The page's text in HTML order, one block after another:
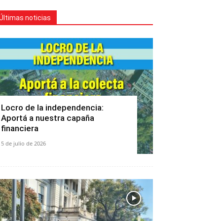
noticias
Locro de la independencia:
Aportá a nuestra capaña
financiera
5 de julio de 2026